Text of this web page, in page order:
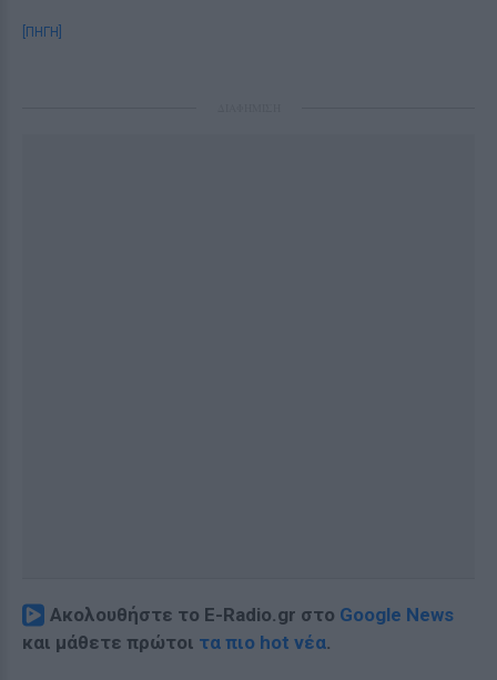
[ΠΗΓΗ]
Ακολουθήστε το E-Radio.gr στο Google News
και μάθετε πρώτοι τα πιο hot νέα.